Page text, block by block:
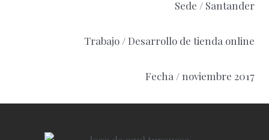
Sede / Santander
Trabajo / Desarrollo de tienda online
Fecha / noviembre 2017